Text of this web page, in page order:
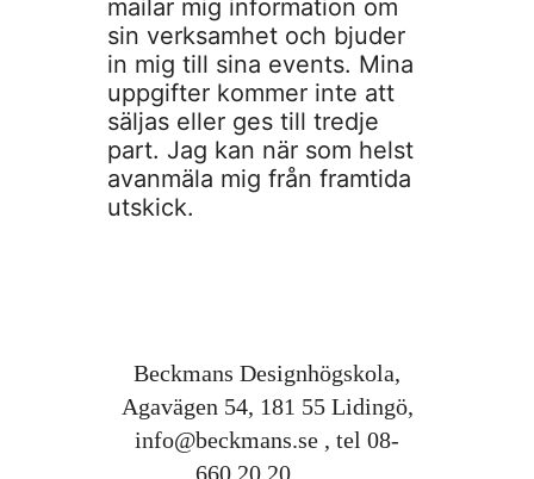
mailar mig information om
sin verksamhet och bjuder
in mig till sina events. Mina
uppgifter kommer inte att
säljas eller ges till tredje
part. Jag kan när som helst
avanmäla mig från framtida
utskick.
Beckmans Designhögskola,
Agavägen 54, 181 55 Lidingö,
info@beckmans.se , tel 08-
660 20 20